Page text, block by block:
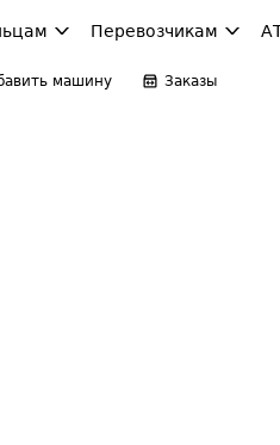
Перевозчикам
машину Заказы